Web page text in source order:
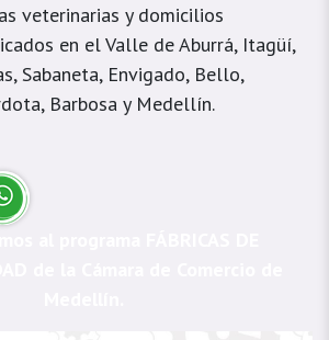
veterinarias y domicilios
en el Valle de Aburrá, Itagüí,
Sabaneta, Envigado, Bello,
Barbosa y Medellín.